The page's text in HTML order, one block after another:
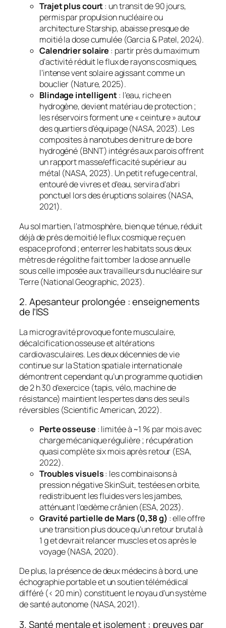
Trajet plus court: un transit de 90 jours,
permis par propulsion nucléaire ou
architectureStarship, abaisse presque de
moitié la dose cumulée (Garcia & Patel, 2024).
Calendrier solaire : partir près du maximum
d’activité réduit le flux de rayons cosmiques,
l’intense vent solaire agissant comme un
bouclier (Nature, 2025).
Blindage intelligent: l’eau, riche en
hydrogène, devient matériau de protection ;
les réservoirs forment une « ceinture » autour
des quartiers d’équipage (NASA, 2023). Les
composites à nanotubes de nitrure de bore
hydrogéné (BNNT) intégrés aux parois offrent
un rapport masse/efficacité supérieur au
métal (NASA, 2023). Un petit refuge central,
entouré de vivres et d’eau, servira d’abri
ponctuel lors des éruptions solaires (NASA,
2021).
Au sol martien, l’atmosphère, bien que ténue, réduit
déjà de près de moitié le flux cosmique reçu en
espace profond ; enterrer les habitats sous deux
mètres de régolithe fait tomber la dose annuelle
sous celle imposée aux travailleurs du nucléaire sur
Terre (National Geographic, 2023).
2. Apesanteur prolongée : enseignements
de l’ISS
La microgravité provoque fonte musculaire,
décalcification osseuse et altérations
cardiovasculaires. Les deux décennies de vie
continue sur la Station spatiale internationale
démontrent cependant qu’un programme quotidien
de 2 h 30 d’exercice (tapis, vélo, machine de
résistance) maintient les pertes dans des seuils
réversibles (Scientific American, 2022).
Perte osseuse : limitée à ~1 % par mois avec
charge mécanique régulière ; récupération
quasi complète six mois après retour (ESA,
2022).
Troubles visuels: les combinaisons à
pression négative SkinSuit, testées en orbite,
redistribuent les fluides vers les jambes,
atténuant l’œdème crânien (ESA, 2023).
Gravité partielle de Mars (0,38 g) : elle offre
une transition plus douce qu’un retour brutal à
1 g et devrait relancer muscles et os après le
voyage (NASA, 2020).
De plus, la présence de deux médecins à bord, une
échographie portable et un soutien télémédical
différé (< 20 min) constituent le noyau d’un système
de santé autonome (NASA, 2021).
3. Santé mentale et isolement : preuves par